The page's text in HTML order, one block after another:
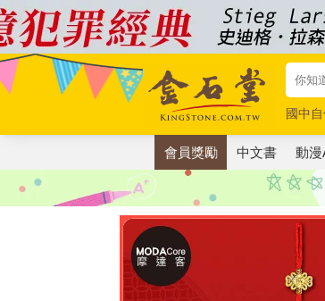
國中
唯紅
會員獎勵 中文書 動漫